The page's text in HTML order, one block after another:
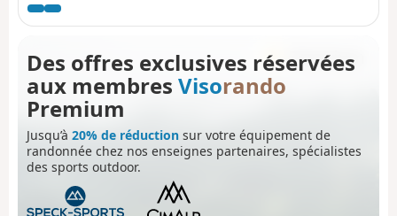
Le panorama au sommet est fantastique sur l'ensemble
de la Chaîne du Champsaur, des Écrins, du Queyras, et le
bouquetins et marmottes. Cette étape demande un pied
sûr.
Des offres exclusives réservées
aux membres Visorando
Premium
Jusqu’à 20% de réduction sur votre équipement de
randonnée chez nos enseignes partenaires, spécialistes
des sports outdoor.